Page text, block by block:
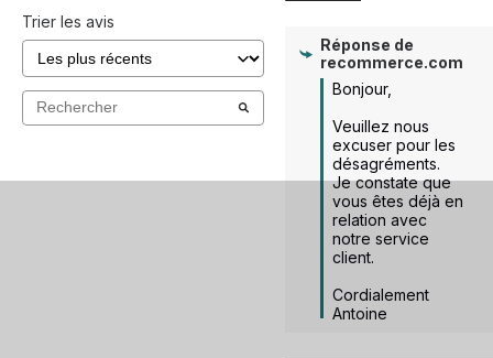
Trier les avis
Réponse de
recommerce.com
Bonjour,
Veuillez nous
excuser pour les
désagréments.
Je constate que
vous êtes déjà en
relation avec
notre service
client.
Cordialement
Antoine